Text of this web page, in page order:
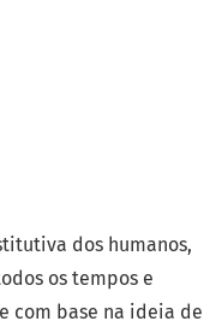
dos humanos,
os tempos e
com base na ideia de